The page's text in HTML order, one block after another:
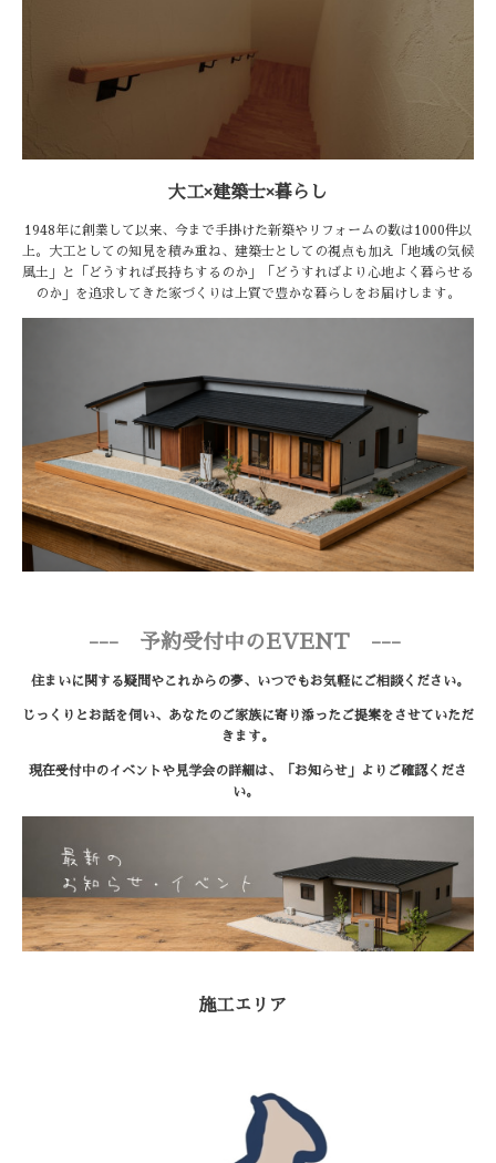
大工×建築士×暮らし
1948年に創業して以来、今まで手掛けた新築やリフォームの数は1000件以
上。大工としての知見を積み重ね、建築士としての視点も加え「地域の気候
風土」と「どうすれば長持ちするのか」「どうすればより心地よく暮らせる
のか」を追求してきた家づくりは上質で豊かな暮らしをお届けします。
--- 予約受付中のEVENT ---
住まいに関する疑問やこれからの夢、いつでもお気軽にご相談ください。
じっくりとお話を伺い、あなたのご家族に寄り添ったご提案をさせていただ
きます。
現在受付中のイベントや見学会の詳細は、「お知らせ」よりご確認くださ
い。
施工エリア